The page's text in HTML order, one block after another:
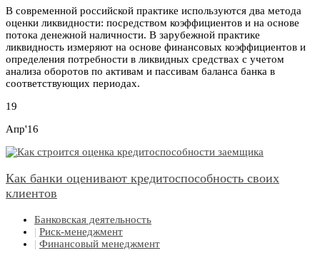
В современной российской практике используются два метода
оценки ликвидности: посредством коэффициентов и на основе
потока денежной наличности. В зарубежной практике
ликвидность измеряют на основе финансовых коэффициентов и
определения потребности в ликвидных средствах с учетом
анализа оборотов по активам и пассивам баланса банка в
соответствующих периодах.
19
Апр'16
Как банки оценивают кредитоспособность своих
клиентов
Банковская деятельность
| Риск-менеджмент
| Финансовый менеджмент